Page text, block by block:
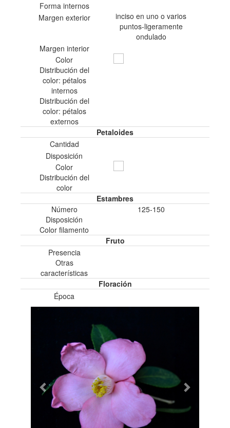
Forma internos
Margen exterior
inciso en uno o varios
puntos-ligeramente
ondulado
Margen interior
Color
Distribución del
color: pétalos
internos
Distribución del
color: pétalos
externos
Petaloides
Cantidad
Disposición
Color
Distribución del
color
Estambres
Número
125-150
Disposición
Color filamento
Fruto
Presencia
Otras
características
Floración
Época